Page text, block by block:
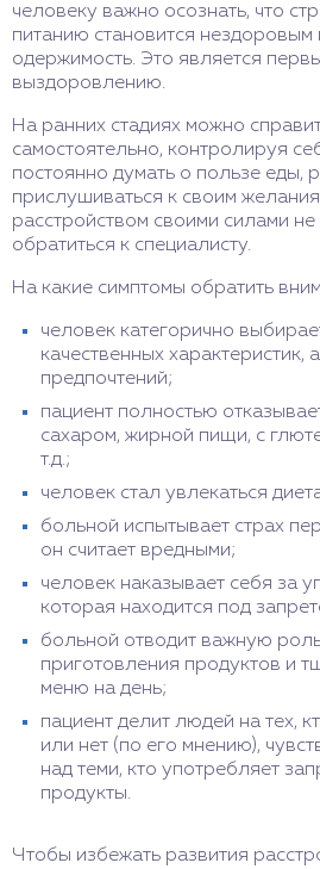
человеку важно осознать, что
питанию становится нездоровым
одержимость. Это является
выздоровлению.
На ранних стадиях можно
самостоятельно, контролируя
постоянно думать о пользе еды,
прислушиваться к своим
расстройством своими силами
обратиться к специалисту.
На какие симптомы обратить
человек категорично
качественных характеристик,
предпочтений;
пациент полностью
сахаром, жирной пищи, с
т.д.;
человек стал увлекаться
больной испытывает страх
он считает вредными;
человек наказывает себя за
которая находится под
больной отводит важную
приготовления продуктов и
меню на день;
пациент делит людей на тех,
или нет (по его мнению),
над теми, кто употребляет
продукты.
Чтобы избежать развития